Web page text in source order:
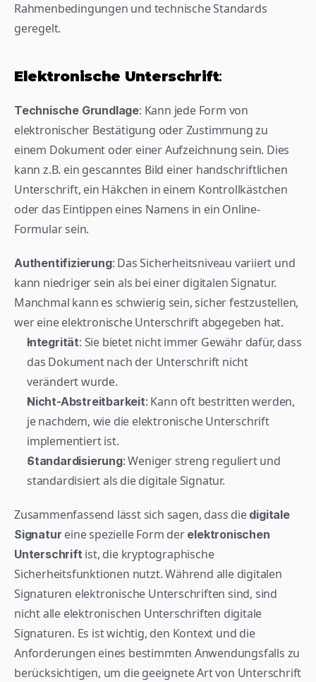
Rahmenbedingungen und technische Standards
geregelt.
Elektronische Unterschrift:
Technische Grundlage: Kann jede Form von
elektronischer Bestätigung oder Zustimmung zu
einem Dokument oder einer Aufzeichnung sein. Dies
kann z.B. ein gescanntes Bild einer handschriftlichen
Unterschrift, ein Häkchen in einem Kontrollkästchen
oder das Eintippen eines Namens in ein Online-
Formular sein.
Authentifizierung: Das Sicherheitsniveau variiert und
kann niedriger sein als bei einer digitalen Signatur.
Manchmal kann es schwierig sein, sicher festzustellen,
wer eine elektronische Unterschrift abgegeben hat.
Integrität: Sie bietet nicht immer Gewähr dafür, dass
das Dokument nach der Unterschrift nicht
verändert wurde.
Nicht-Abstreitbarkeit: Kann oft bestritten werden,
je nachdem, wie die elektronische Unterschrift
implementiert ist.
Standardisierung: Weniger streng reguliert und
standardisiert als die digitale Signatur.
Zusammenfassend lässt sich sagen, dass die digitale
Signatur eine spezielle Form der elektronischen
Unterschrift ist, die kryptographische
Sicherheitsfunktionen nutzt. Während alle digitalen
Signaturen elektronische Unterschriften sind, sind
nicht alle elektronischen Unterschriften digitale
Signaturen. Es ist wichtig, den Kontext und die
Anforderungen eines bestimmten Anwendungsfalls zu
berücksichtigen, um die geeignete Art von Unterschrift